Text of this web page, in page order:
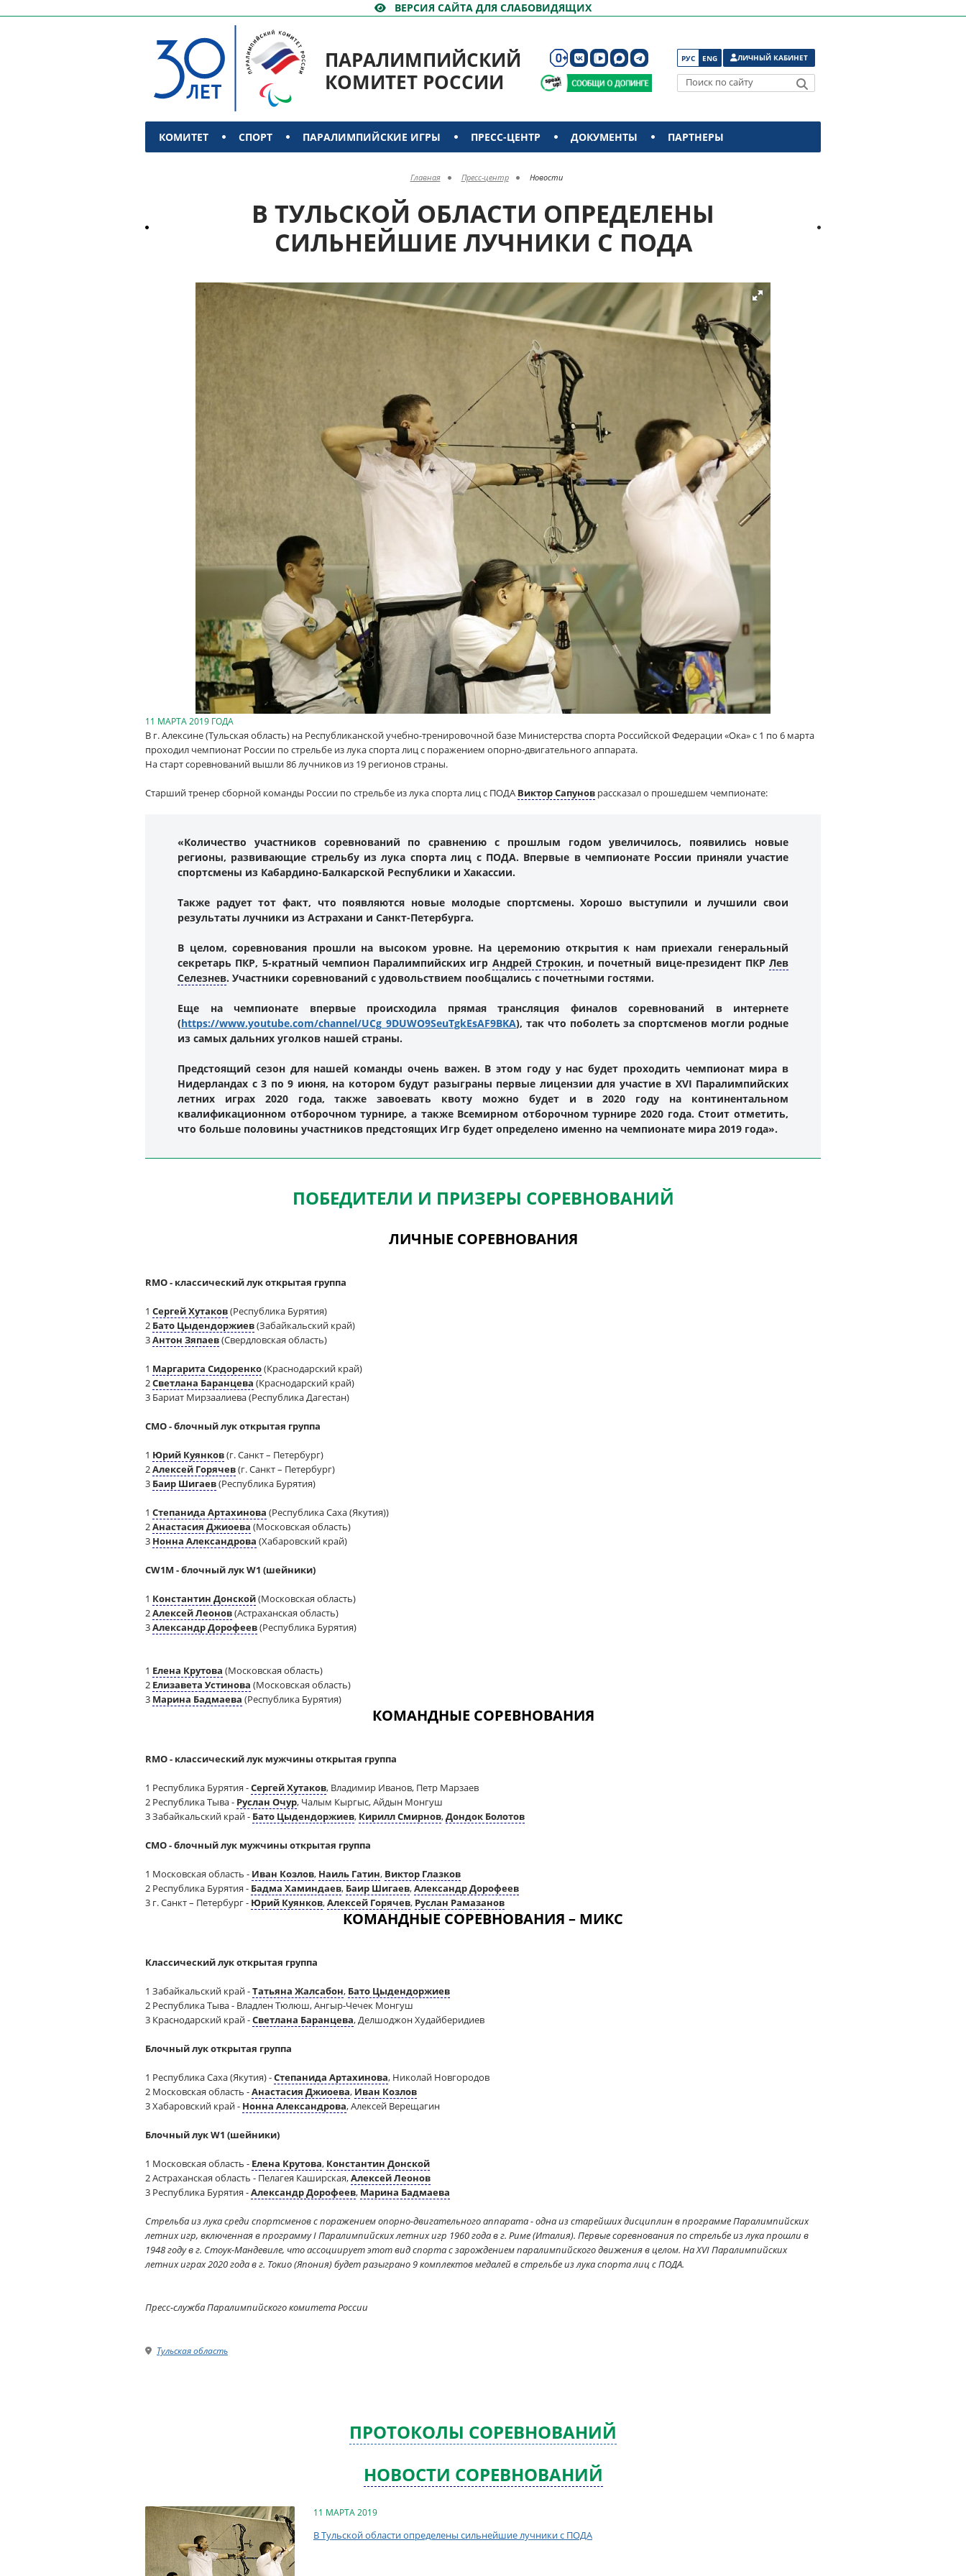
ВЕРСИЯ САЙТА ДЛЯ СЛАБОВИДЯЩИХ
ПАРАЛИМПИЙСКИЙ
КОМИТЕТ РОССИИ
РУС ENG ЛИЧНЫЙ КАБИНЕТ
Поиск по сайту
КОМИТЕТ СПОРТ ПАРАЛИМПИЙСКИЕ ИГРЫ ПРЕСС-ЦЕНТР ДОКУМЕНТЫ ПАРТНЕРЫ
Главная Пресс-центр Новости
В ТУЛЬСКОЙ ОБЛАСТИ ОПРЕДЕЛЕНЫ
СИЛЬНЕЙШИЕ ЛУЧНИКИ С ПОДА
11 МАРТА 2019 ГОДА
В г. Алексине (Тульская область) на Республиканской учебно-тренировочной базе Министерства спорта Российской Федерации «Ока» с 1 по 6 марта
проходил чемпионат России по стрельбе из лука спорта лиц с поражением опорно-двигательного аппарата.
На старт соревнований вышли 86 лучников из 19 регионов страны.
Старший тренер сборной команды России по стрельбе из лука спорта лиц с ПОДА Виктор Сапунов рассказал о прошедшем чемпионате:
«Количество участников соревнований по сравнению с прошлым годом увеличилось, появились новые
регионы, развивающие стрельбу из лука спорта лиц с ПОДА. Впервые в чемпионате России приняли участие
спортсмены из Кабардино-Балкарской Республики и Хакассии.
Также радует тот факт, что появляются новые молодые спортсмены. Хорошо выступили и лучшили свои
результаты лучники из Астрахани и Санкт-Петербурга.
В целом, соревнования прошли на высоком уровне. На церемонию открытия к нам приехали генеральный
секретарь ПКР, 5-кратный чемпион Паралимпийских игр Андрей Строкин, и почетный вице-президент ПКР Лев
Селезнев. Участники соревнований с удовольствием пообщались с почетными гостями.
Еще на чемпионате впервые происходила прямая трансляция финалов соревнований в интернете
(https://www.youtube.com/channel/UCg_9DUWO9SeuTgkEsAF9BKA), так что поболеть за спортсменов могли родные
из самых дальних уголков нашей страны.
Предстоящий сезон для нашей команды очень важен. В этом году у нас будет проходить чемпионат мира в
Нидерландах с 3 по 9 июня, на котором будут разыграны первые лицензии для участие в XVI Паралимпийских
летних играх 2020 года, также завоевать квоту можно будет и в 2020 году на континентальном
квалификационном отборочном турнире, а также Всемирном отборочном турнире 2020 года. Стоит отметить,
что больше половины участников предстоящих Игр будет определено именно на чемпионате мира 2019 года».
ПОБЕДИТЕЛИ И ПРИЗЕРЫ СОРЕВНОВАНИЙ
ЛИЧНЫЕ СОРЕВНОВАНИЯ
RMO - классический лук открытая группа
1 Сергей Хутаков(Республика Бурятия)
2 Бато Цыдендоржиев(Забайкальский край)
3Антон Зяпаев(Свердловская область)
1 Маргарита Сидоренко(Краснодарский край)
2Светлана Баранцева (Краснодарский край)
3 Бариат Мирзаалиева (Республика Дагестан)
CMO - блочный лук открытая группа
1 Юрий Куянков(г. Санкт – Петербург)
2Алексей Горячев(г. Санкт – Петербург)
3 Баир Шигаев(Республика Бурятия)
1 Степанида Артахинова (Республика Саха (Якутия))
2Анастасия Джиоева (Московская область)
3 Нонна Александрова (Хабаровский край)
CW1M - блочный лук W1 (шейники)
1 Константин Донской(Московская область)
2Алексей Леонов(Астраханская область)
3Александр Дорофеев(Республика Бурятия)
1 Елена Крутова (Московская область)
2 Елизавета Устинова (Московская область)
3 Марина Бадмаева (Республика Бурятия)
КОМАНДНЫЕ СОРЕВНОВАНИЯ
RMO - классический лук мужчины открытая группа
1 Республика Бурятия -Сергей Хутаков, Владимир Иванов, Петр Марзаев
2 Республика Тыва - Руслан Очур, Чалым Кыргыс, Айдын Монгуш
3 Забайкальский край - Бато Цыдендоржиев, Кирилл Смирнов,Дондок Болотов
CMO - блочный лук мужчины открытая группа
1 Московская область - Иван Козлов, Наиль Гатин, Виктор Глазков
2 Республика Бурятия - Бадма Хаминдаев, Баир Шигаев,Александр Дорофеев
3 г. Санкт – Петербург - Юрий Куянков,Алексей Горячев, Руслан Рамазанов
КОМАНДНЫЕ СОРЕВНОВАНИЯ – МИКС
Классический лук открытая группа
1 Забайкальский край -Татьяна Жалсабон, Бато Цыдендоржиев
2 Республика Тыва - Владлен Тюлюш, Ангыр-Чечек Монгуш
3 Краснодарский край -Светлана Баранцева, Делшоджон Худайберидиев
Блочный лук открытая группа
1 Республика Саха (Якутия) -Степанида Артахинова, Николай Новгородов
2 Московская область -Анастасия Джиоева, Иван Козлов
3 Хабаровский край - Нонна Александрова, Алексей Верещагин
Блочный лук W1 (шейники)
1 Московская область - Елена Крутова, Константин Донской
2 Астраханская область - Пелагея Каширская,Алексей Леонов
3 Республика Бурятия -Александр Дорофеев, Марина Бадмаева
Стрельба из лука среди спортсменов с поражением опорно-двигательного аппарата - одна из старейших дисциплин в программе Паралимпийских
летних игр, включенная в программу I Паралимпийских летних игр 1960 года в г. Риме (Италия). Первые соревнования по стрельбе из лука прошли в
1948 году в г. Стоук-Мандевиле, что ассоциирует этот вид спорта с зарождением паралимпийского движения в целом. На XVI Паралимпийских
летних играх 2020 года в г. Токио (Япония) будет разыграно 9 комплектов медалей в стрельбе из лука спорта лиц с ПОДА.
Пресс-служба Паралимпийского комитета России
Тульская область
ПРОТОКОЛЫ СОРЕВНОВАНИЙ
НОВОСТИ СОРЕВНОВАНИЙ
11 МАРТА 2019
В Тульской области определены сильнейшие лучники с ПОДА